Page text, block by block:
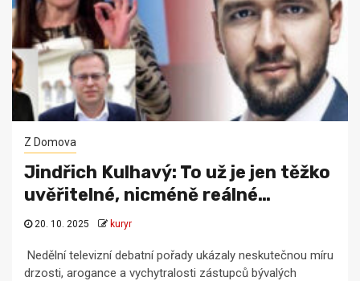
Z Domova
Jindřich Kulhavý: To už je jen těžko
uvěřitelné, nicméně reálné…
20. 10. 2025 kuryr
Nedělní televizní debatní pořady ukázaly neskutečnou míru
drzosti, arogance a vychytralosti zástupců bývalých